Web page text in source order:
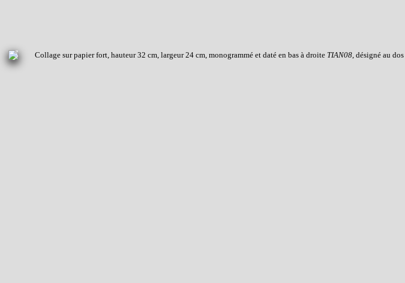
Collage sur papier fort, hauteur 32 cm, largeur 24 cm, monogrammé et daté en bas à droite TIAN08, désigné au dos